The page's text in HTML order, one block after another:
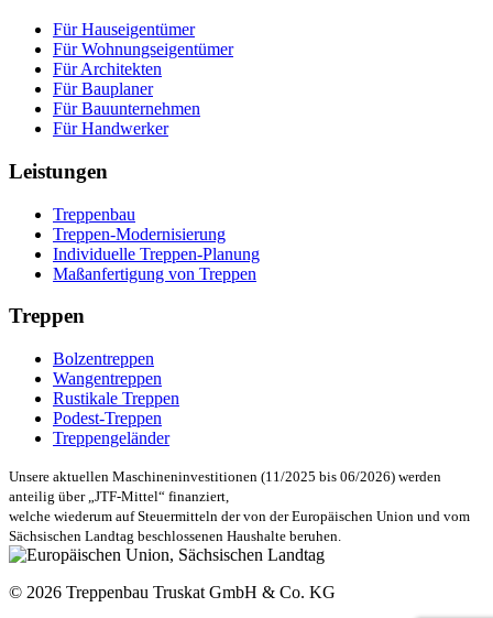
Für Hauseigentümer
Für Wohnungseigentümer
Für Architekten
Für Bauplaner
Für Bauunternehmen
Für Handwerker
Leistungen
Treppenbau
Treppen-Modernisierung
Individuelle Treppen-Planung
Maßanfertigung von Treppen
Treppen
Bolzentreppen
Wangentreppen
Rustikale Treppen
Podest-Treppen
Treppengeländer
Unsere aktuellen Maschineninvestitionen (11/2025 bis 06/2026) werden
anteilig über „JTF-Mittel“ finanziert,
welche wiederum auf Steuermitteln der von der Europäischen Union und vom
Sächsischen Landtag beschlossenen Haushalte beruhen.
© 2026 Treppenbau Truskat GmbH & Co. KG